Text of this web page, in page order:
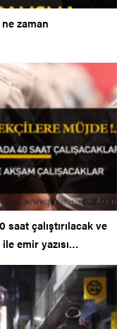
zaman
çalıştırılacak ve
emir yazısı